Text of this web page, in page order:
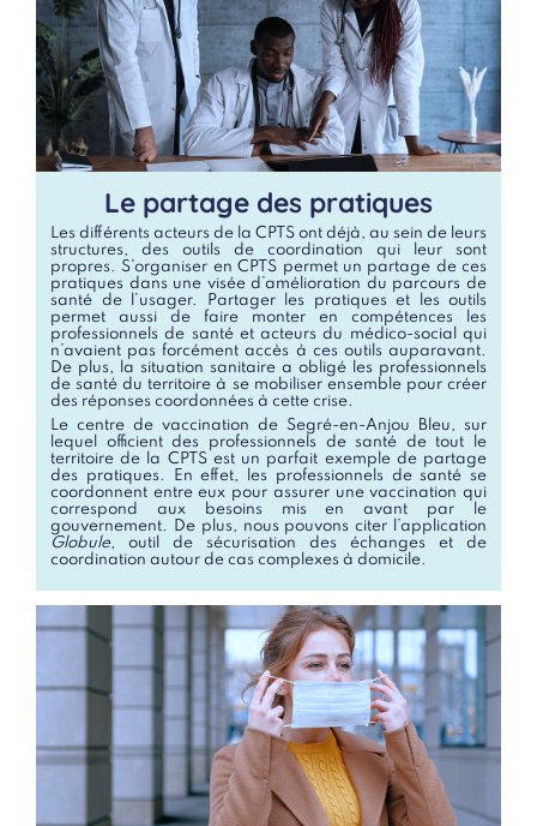
Le partage des pratiques
Les différents acteurs de la CPTS ont déjà, au sein de leurs
structures, des outils de coordination qui leur sont
propres. S’organiser en CPTS permet un partage de ces
pratiques dans une visée d’amélioration du parcours de
santé de l’usager. Partager les pratiques et les outils
permet aussi de faire monter en compétences les
professionnels de santé et acteurs du médico-social qui
n’avaient pas forcément accès à ces outils auparavant.
De plus, la situation sanitaire a obligé les professionnels
de santé du territoire à se mobiliser ensemble pour créer
des réponses coordonnées à cette crise.
Le centre de vaccination de Segré-en-Anjou Bleu, sur
lequel officient des professionnels de santé de tout le
territoire de la CPTS est un parfait exemple de partage
des pratiques. En effet, les professionnels de santé se
coordonnent entre eux pour assurer une vaccination qui
correspond aux besoins mis en avant par le
gouvernement. De plus, nous pouvons citer l’application
Globule, outil de sécurisation des échanges et de
coordination autour de cas complexes à domicile.